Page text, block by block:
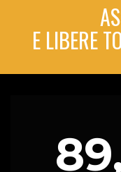
E LIBERE